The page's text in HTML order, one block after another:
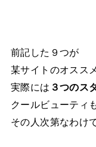
前記した９つが
某サイトのオスス
実際には ３つのス
クールビューティ
その人次第なわけ